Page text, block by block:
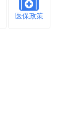
医保政策